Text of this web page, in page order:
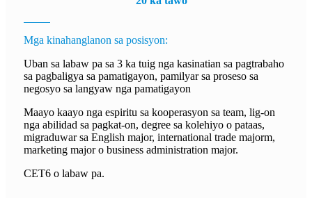
Mga kinahanglanon sa posisyon:
Uban sa labaw pa sa 3 ka tuig nga kasinatian sa pagtrabaho
sa pagbaligya sa pamatigayon, pamilyar sa proseso sa
negosyo sa langyaw nga pamatigayon
Maayo kaayo nga espiritu sa kooperasyon sa team, lig-on
nga abilidad sa pagkat-on, degree sa kolehiyo o pataas,
migraduwar sa English major, international trade majorm,
marketing major o business administration major.
CET6 o labaw pa.